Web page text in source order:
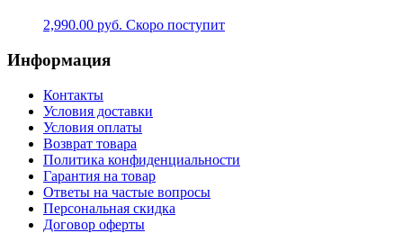
2,990.00 руб. Скоро поступит
Информация
Контакты
Условия доставки
Условия оплаты
Возврат товара
Политика конфиденциальности
Гарантия на товар
Ответы на частые вопросы
Персональная скидка
Договор оферты